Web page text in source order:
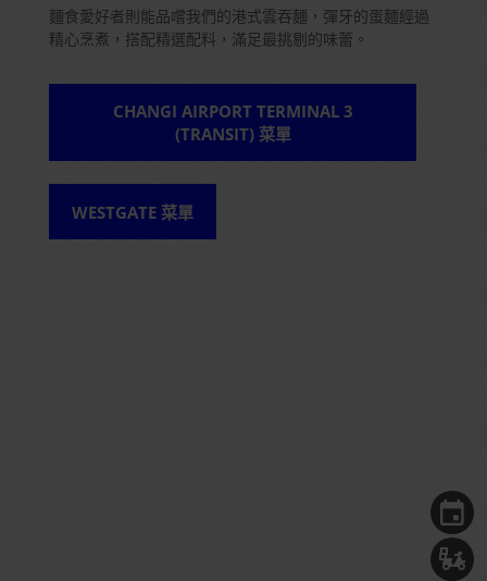
麵食愛好者則能品嚐我們的港式雲吞麵，彈牙的蛋麵經過
精心烹煮，搭配精選配料，滿足最挑剔的味蕾。
CHANGI AIRPORT TERMINAL 3
(TRANSIT) 菜單
WESTGATE 菜單